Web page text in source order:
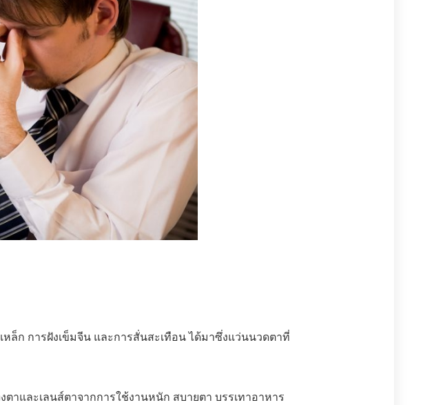
ล็ก การฝังเข็มจีน และการสั่นสะเทือน ได้มาซึ่งแว่นนวดตาที่
าและเลนส์ตาจากการใช้งานหนัก สบายตา บรรเทาอาหาร